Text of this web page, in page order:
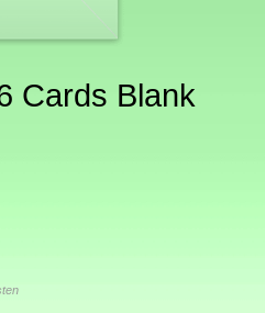
Cards Blank